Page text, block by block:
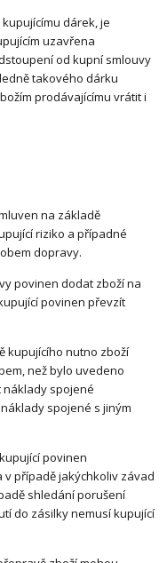
dárek, je
uzavřena
od kupní smlouvy
takového dárku
prodávajícímu vrátit i
na základě
riziko a případné
dopravy.
povinen dodat zboží na
povinen převzít
kupujícího nutno zboží
než bylo uvedeno
náklady spojené
spojené s jiným
povinen
případě jakýchkoliv závad
shledání porušení
do zásilky nemusí kupující